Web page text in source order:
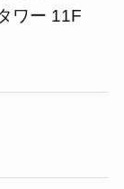
ワー 11F